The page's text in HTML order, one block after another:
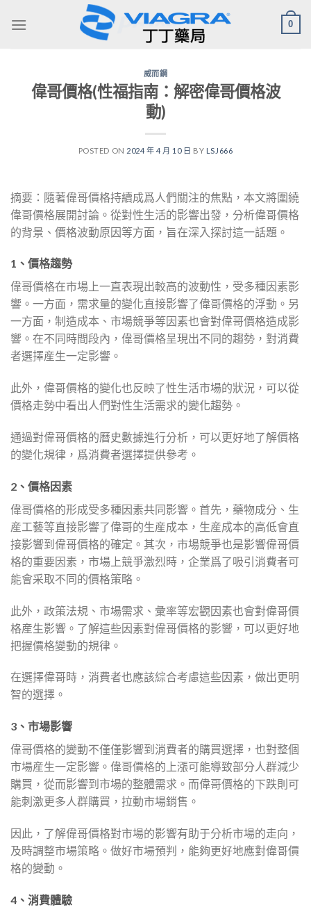
0
威而鋼
偉哥價格(性福指南：解密偉哥價格波
動)
POSTED ON 2024 年 4 月 10 日 BY LSJ666
摘要：隨著偉哥價格持續成爲人們關注的焦點，本文將圍繞
偉哥價格展開討論。從對性生活的影響出發，分析偉哥價格
的背景、價格波動原因等方面，旨在深入探討這一話題。
1、價格趨勢
偉哥價格在市場上一直表現出較高的波動性，受多種因素影
響。一方面，需求量的變化直接影響了偉哥價格的浮動。另
一方面，制造成本、市場競爭等因素也會對偉哥價格造成影
響。在不同時間段內，偉哥價格呈現出不同的趨勢，對消費
者選擇産生一定影響。
此外，偉哥價格的變化也反映了性生活市場的狀況，可以從
價格走勢中看出人們對性生活需求的變化趨勢。
通過對偉哥價格的曆史數據進行分析，可以更好地了解價格
的變化規律，爲消費者選擇提供參考。
2、價格因素
偉哥價格的形成受多種因素共同影響。首先，藥物成分、生
産工藝等直接影響了偉哥的生産成本，生産成本的高低會直
接影響到偉哥價格的確定。其次，市場競爭也是影響偉哥價
格的重要因素，市場上競爭激烈時，企業爲了吸引消費者可
能會采取不同的價格策略。
此外，政策法規、市場需求、彙率等宏觀因素也會對偉哥價
格産生影響。了解這些因素對偉哥價格的影響，可以更好地
把握價格變動的規律。
在選擇偉哥時，消費者也應該綜合考慮這些因素，做出更明
智的選擇。
3、市場影響
偉哥價格的變動不僅僅影響到消費者的購買選擇，也對整個
市場産生一定影響。偉哥價格的上漲可能導致部分人群減少
購買，從而影響到市場的整體需求。而偉哥價格的下跌則可
能刺激更多人群購買，拉動市場銷售。
因此，了解偉哥價格對市場的影響有助于分析市場的走向，
及時調整市場策略。做好市場預判，能夠更好地應對偉哥價
格的變動。
4、消費體驗